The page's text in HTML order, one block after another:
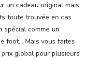
un cadeau original mais
toute trouvée en cas
spécial comme un
foot… Mais vous faites
global pour plusieurs